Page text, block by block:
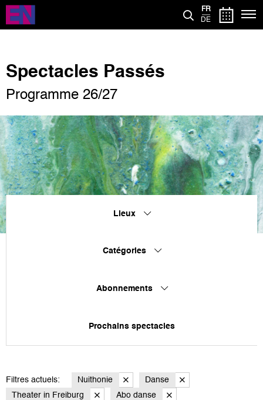
Aller
contenu
FR
DE
Spectacles Passés
Programme 26/27
Lieux
Catégories
Abonnements
Prochains spectacles
Filtres actuels: Nuithonie
Danse
Theater in Freiburg
Abo danse